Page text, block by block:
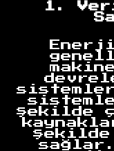
1.
şekilde
şekilde